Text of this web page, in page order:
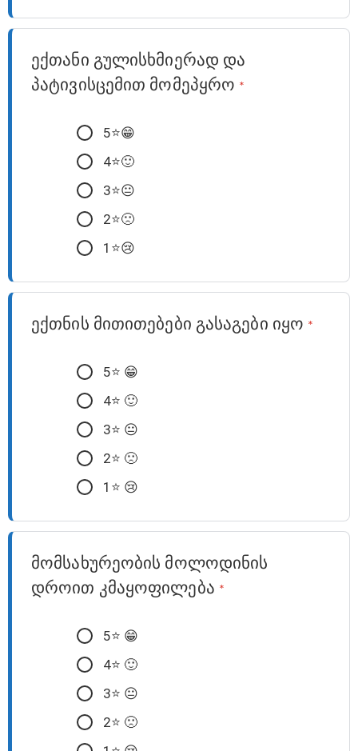
ექთანი გულისხმიერად და
პატივისცემით მომეპყრო *
5⭐️😁
4⭐️🙂
3⭐️😐
2⭐️🙁
1⭐️😢
ექთნის მითითებები გასაგები იყო *
5⭐️ 😁
4⭐️ 🙂
3⭐️ 😐
2⭐️ 🙁
1⭐️ 😢
მომსახურეობის მოლოდინის
დროით კმაყოფილება *
5⭐️ 😁
4⭐️ 🙂
3⭐️ 😐
2⭐️ 🙁